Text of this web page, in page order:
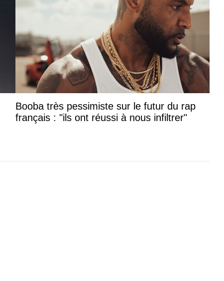
Booba très pessimiste sur le futur du rap
français : "ils ont réussi à nous infiltrer"